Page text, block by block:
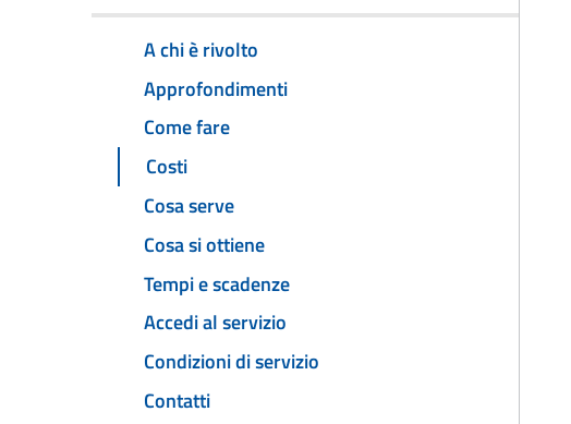
A chi è rivolto
Approfondimenti
Come fare
Costi
Cosa serve
Cosa si ottiene
Tempi e scadenze
Accedi al servizio
Condizioni di servizio
Contatti